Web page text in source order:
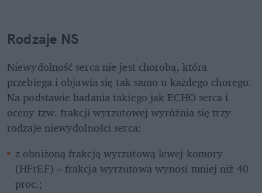
Rodzaje NS
Niewydolność serca nie jest chorobą, która
przebiega i objawia się tak samo u każdego chorego.
Na podstawie badania takiego jak ECHO serca i
oceny tzw. frakcji wyrzutowej wyróżnia się trzy
rodzaje niewydolności serca:
z obniżoną frakcją wyrzutową lewej komory
(HFrEF) – frakcja wyrzutowa wynosi mniej niż 40
proc.;